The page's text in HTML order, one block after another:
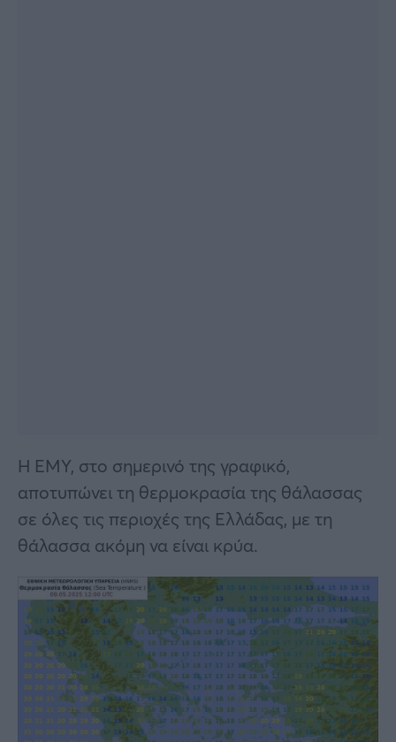
Η ΕΜΥ, στο σημερινό της γραφικό,
αποτυπώνει τη θερμοκρασία της θάλασσας
σε όλες τις περιοχές της Ελλάδας, με τη
θάλασσα ακόμη να είναι κρύα.